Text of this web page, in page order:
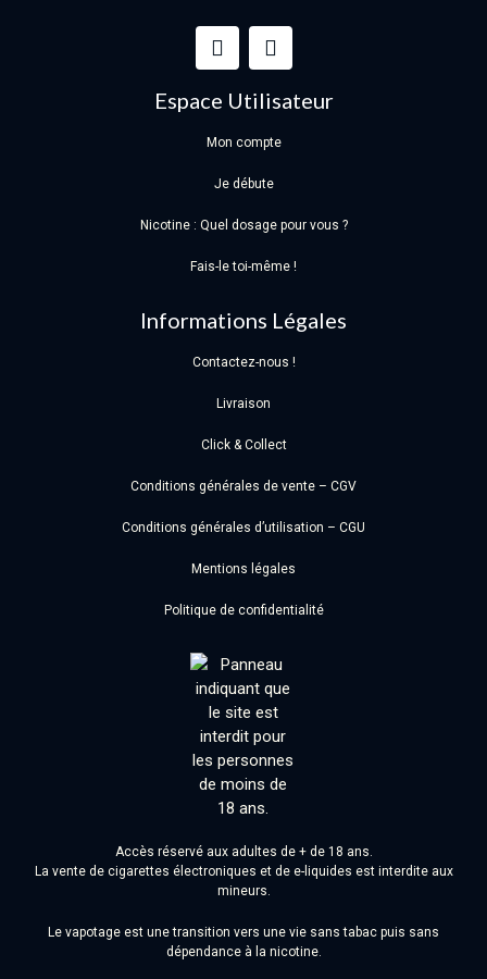
Espace Utilisateur
Mon compte
Je débute
Nicotine : Quel dosage pour vous ?
Fais-le toi-même !
Informations Légales
Contactez-nous !
Livraison
Click & Collect
Conditions générales de vente – CGV
Conditions générales d’utilisation – CGU
Mentions légales
Politique de confidentialité
Accès réservé aux adultes de + de 18 ans.
La vente de cigarettes électroniques et de e-liquides est interdite aux
mineurs.
Le vapotage est une transition vers une vie sans tabac puis sans
dépendance à la nicotine.